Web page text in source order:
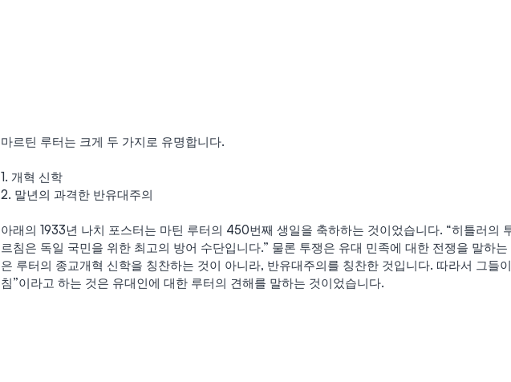
마르틴 루터는 크게 두 가지로 유명합니다.
1. 개혁 신학
2. 말년의 과격한 반유대주의
아래의 1933년 나치 포스터는 마틴 루터의 450번째 생일을 축하하는 것이었습니다. “히틀러의
르침은 독일 국민을 위한 최고의 방어 수단입니다.” 물론 투쟁은 유대 민족에 대한 전쟁을 말하
은 루터의 종교개혁 신학을 칭찬하는 것이 아니라, 반유대주의를 칭찬한 것입니다. 따라서 그들
침”이라고 하는 것은 유대인에 대한 루터의 견해를 말하는 것이었습니다.